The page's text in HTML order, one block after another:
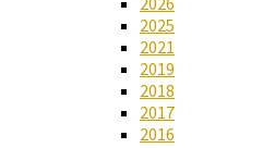
2025
2021
2019
2018
2017
2016